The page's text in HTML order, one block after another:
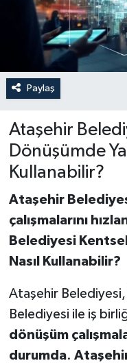
Paylaş
Ataşehir
Dönüşümde
Kullanabilir?
Ataşehir
çalışmalarını
Belediyesi
Nasıl Kullanabilir?
Ataşehir
Belediyesi ile iş
dönüşüm
durumda.